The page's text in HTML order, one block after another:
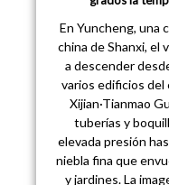
En Yuncheng, una
china de Shanxi, el
a descender
varios edificios del
Xijian·Tianmao
tuberías y
elevada presión
niebla fina que
y jardines. La